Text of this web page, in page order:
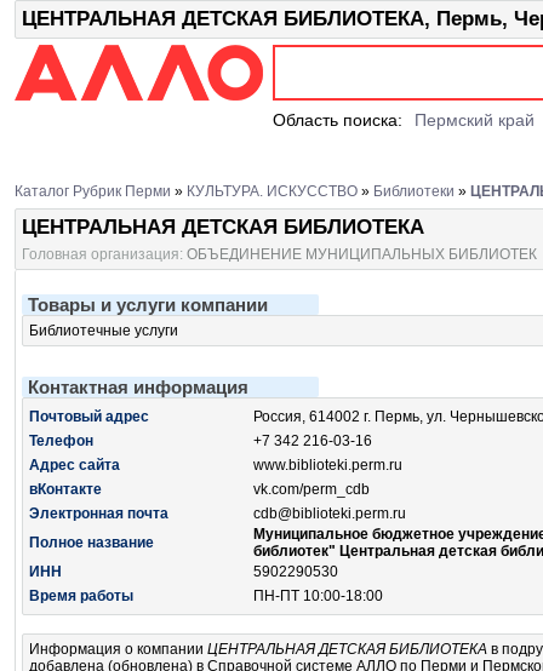
ЦЕНТРАЛЬНАЯ ДЕТСКАЯ БИБЛИОТЕКА, Пермь,
Область поиска: Пермский край
Каталог Рубрик Перми » КУЛЬТУРА. ИСКУССТВО » Библиотеки »
ЦЕНТРАЛЬНАЯ ДЕТСКАЯ БИБЛИОТЕКА
Головная организация: ОБЪЕДИНЕНИЕ МУНИЦИПАЛЬНЫХ БИБЛИОТЕК
Товары и услуги компании
Библиотечные услуги
Контактная информация
Почтовый адрес
Россия, 614002 г. Пермь, ул.
Телефон
+7 342 216-03-16
Адрес сайта
www.biblioteki.perm.ru
вКонтакте
vk.com/perm_cdb
Электронная почта
cdb@biblioteki.perm.ru
Полное название
Муниципальное бюджетное
библиотек" Центральная детская
ИНН
5902290530
Время работы
ПН-ПТ 10:00-18:00
Информация о компании ЦЕНТРАЛЬНАЯ ДЕТСКАЯ БИБЛИОТЕКА в
добавлена (обновлена) в Справочной системе АЛЛО по Перми и